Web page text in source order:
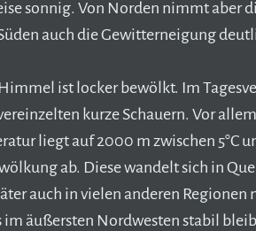
sonnig. Von Norden nimmt aber
auch die Gewitterneigung
ist locker bewölkt. Im
kurze Schauern. Vor
liegt auf 2000 m zwischen 5°C
ab. Diese wandelt sich in
auch in vielen anderen Regionen
äußersten Nordwesten stabil